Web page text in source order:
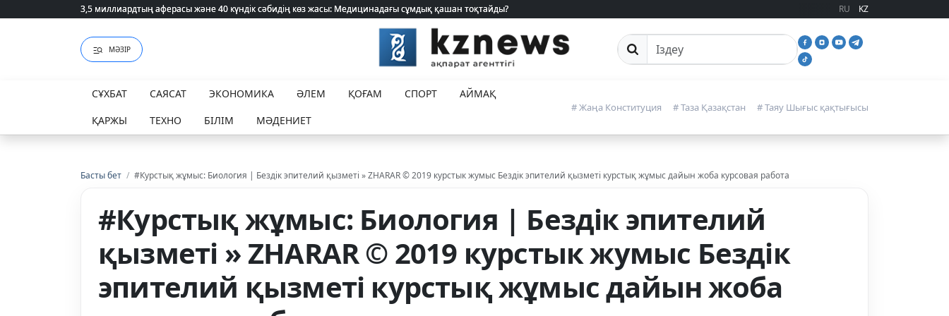
3,5 миллиардтың аферасы және 40 күндік сәбидің көз жасы: Медицинадағы сұмдық қашан тоқтайды?
3,5 миллиардтың аферасы және 40 күндік сәбидің көз жасы: Медицинадағы сұмдық қашан тоқтайды? RU KZ
МӘЗІР Сайттан іздеу
СҰХБАТ САЯСАТ ЭКОНОМИКА ӘЛЕМ ҚОҒАМ СПОРТ
АЙМАҚ
ҚАРЖЫ
ТЕХНО БІЛІМ МӘДЕНИЕТ
# Жаңа Конституция # Таза Қазақстан # Таяу Шығыс қақтығысы
Басты бет / #Курстық жұмыс: Биология | Бездік эпителий қызметі » ZHARAR © 2019 курстык жумыс Бездік эпителий қызметі курстық жұмыс дайын жоба курсовая работа
#Курстық жұмыс: Биология | Бездік эпителий
қызметі » ZHARAR © 2019 курстык жумыс Бездік
эпителий қызметі курстық жұмыс дайын жоба